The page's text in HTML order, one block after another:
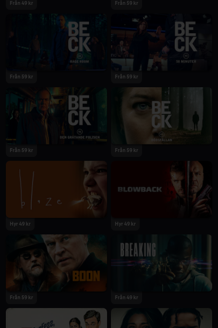
2022
Från 49 kr
2022
Från 59 kr
2022
Från 59 kr Från 59 kr
Från 59 kr
2022
Från 59 kr
Hyr 49 kr
2022
Hyr 49 kr
Från 59 kr Från 49 kr